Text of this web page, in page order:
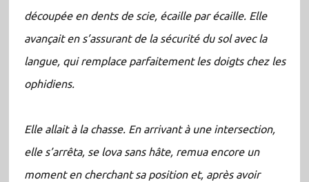
découpée en dents de scie, écaille par écaille. Elle
avançait en s’assurant de la sécurité du sol avec la
langue, qui remplace parfaitement les doigts chez les
ophidiens.
Elle allait à la chasse. En arrivant à une intersection,
elle s’arrêta, se lova sans hâte, remua encore un
moment en cherchant sa position et, après avoir